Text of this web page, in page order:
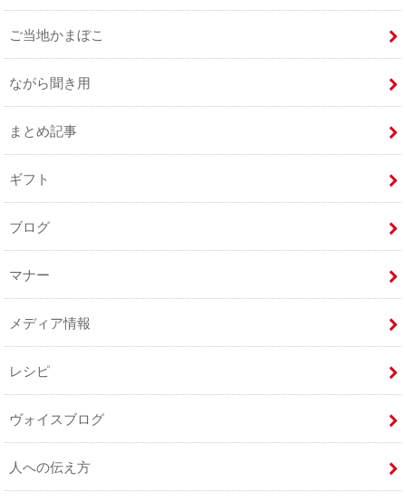
ご当地かまぼこ
ながら聞き用
まとめ記事
ギフト
ブログ
マナー
メディア情報
レシピ
ヴォイスブログ
人への伝え方